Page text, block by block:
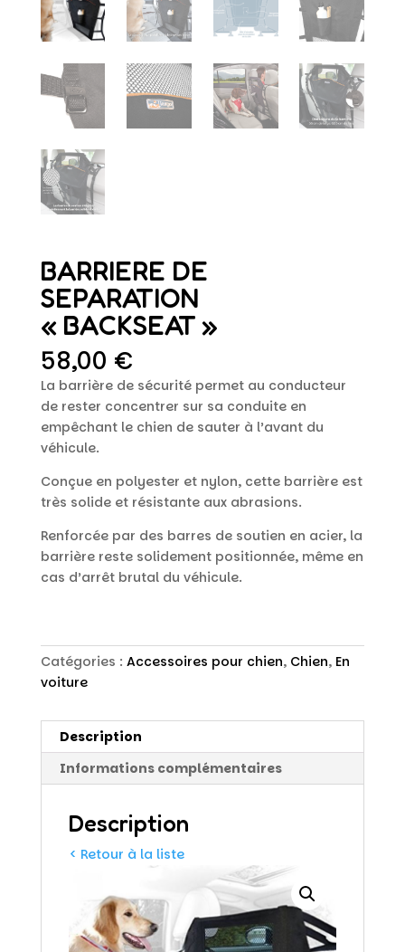
BARRIERE DE
SEPARATION
« BACKSEAT »
58,00 €
La barrière de sécurité permet au conducteur
de rester concentrer sur sa conduite en
empêchant le chien de sauter à l’avant du
véhicule.
Conçue en polyester et nylon, cette barrière est
très solide et résistante aux abrasions.
Renforcée par des barres de soutien en acier, la
barrière reste solidement positionnée, même en
cas d’arrêt brutal du véhicule.
Catégories : Accessoires pour chien, Chien, En
voiture
Description
Informations complémentaires
Description
< Retour à la liste